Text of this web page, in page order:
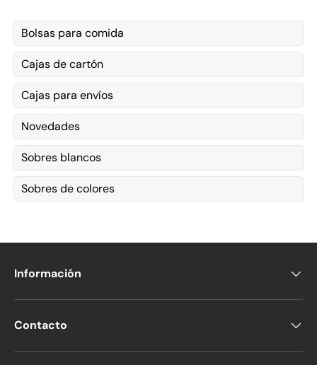
Bolsas para comida
Cajas de cartón
Cajas para envíos
Novedades
Sobres blancos
Sobres de colores
Información
Contacto